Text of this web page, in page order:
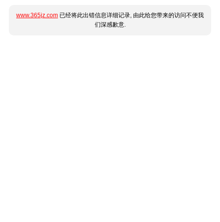
www.365jz.com 已经将此出错信息详细记录, 由此给您带来的访问不便我
们深感歉意.